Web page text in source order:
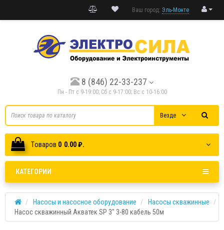
Ваш город: Эль-Монте
8 (846) 22-33-237
Пн - Пт с 9-19:00; Cб с 9-17:00; Вс с 10-16:00
Везде
Tоваров 0 0.00 ₽.
КАТЕГОРИИ
Насосы и насосное оборудование
Насосы скважинные
Насос скважинный Акватек SP 3" 3-80 кабель 50м